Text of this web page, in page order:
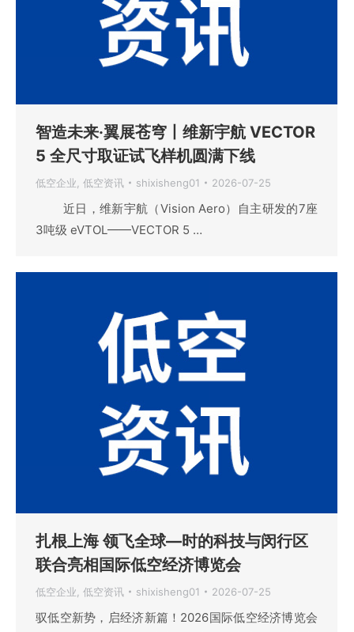
智造未来·翼展苍穹丨维新宇航 VECTOR
5 全尺寸取证试飞样机圆满下线
低空企业, 低空资讯 shixisheng01 2026-07-25
近日，维新宇航（Vision Aero）自主研发的7座
3吨级 eVTOL——VECTOR 5 …
扎根上海 领飞全球—时的科技与闵行区
联合亮相国际低空经济博览会
低空企业, 低空资讯 shixisheng01 2026-07-25
驭低空新势，启经济新篇！2026国际低空经济博览会